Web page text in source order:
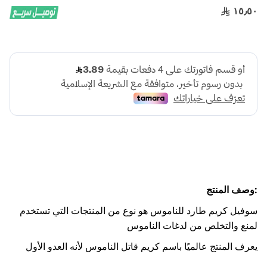
١٥٫٥٠
:وصف المنتج
سوفيل كريم طارد للناموس هو نوع من المنتجات التي تستخدم
لمنع والتخلص من لدغات الناموس
يعرف المنتج عالميًا باسم كريم قاتل الناموس لأنه العدو الأول